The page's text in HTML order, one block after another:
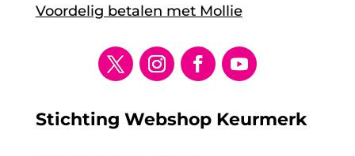
Voordelig betalen met Mollie
Stichting Webshop Keurmerk